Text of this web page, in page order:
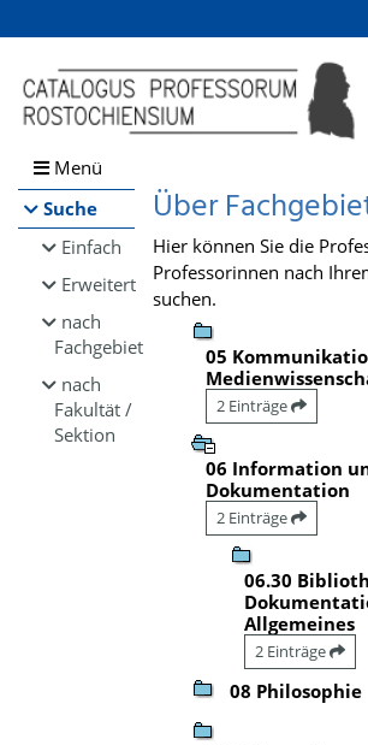
Browsen
direkt zum Inhalt
Menü
Suche
Einfach
Erweitert
nach
Fachgebiet
nach
Fakultät /
Sektion
Über
Hier können Sie die
Professorinnen nach
suchen.
05
2 Einträge
06 Information
Dokumentation
2 Einträge
06.30
Allgemeines
2 Einträge
08 Philosophie